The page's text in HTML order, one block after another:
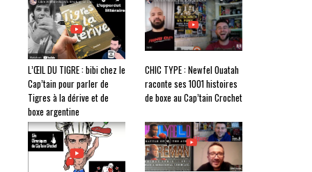
L’ŒIL DU TIGRE : bibi chez le
Cap’tain pour parler de
Tigres à la dérive et de
boxe argentine
CHIC TYPE : Newfel Ouatah
raconte ses 1001 histoires
de boxe au Cap’tain Crochet